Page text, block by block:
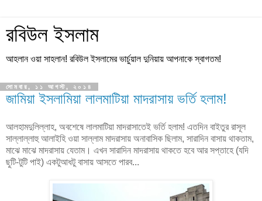
রবিউল ইসলাম
আহলান ওয়া সাহলান! রবিউল ইসলামের ভার্চুয়াল দুনিয়ায় আপনাকে স্বাগতম!
সোমবার, ১১ আগস্ট, ২০১৪
জামিয়া ইসলামিয়া লালমাটিয়া মাদরাসায় ভর্তি হলাম!
আলহামদুলিল্লাহ, অবশেষে লালমাটিয়া মাদরাসাতেই ভর্তি হলাম! এতদিন বাইতুর রাসূল
সাল্লাল্লাহু আলাইহি ওয়া সাল্লাম মাদরাসায় অনাবাসিক ছিলাম, সারাদিন বাসায় থাকতাম,
মাঝে মাঝে মাদরাসায় যেতাম। এখন সারাদিন মাদরাসায় থাকতে হবে আর সপ্তাহে (যদি
ছুটি-টুটি পাই) একটুআধটু বাসায় আসতে পারব...